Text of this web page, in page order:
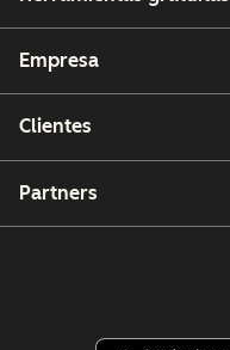
Empresa
Clientes
Partners